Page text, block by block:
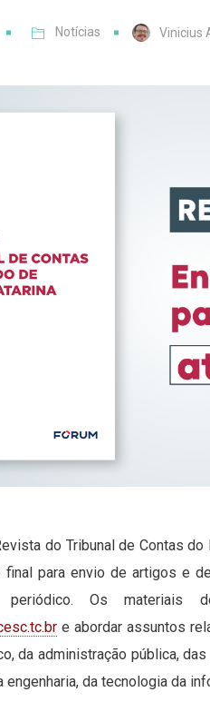
Notícias Vinicius
do Tribunal de Contas
para envio de artigos e
Os materiais
e abordar assuntos
da administração pública,
da tecnologia da